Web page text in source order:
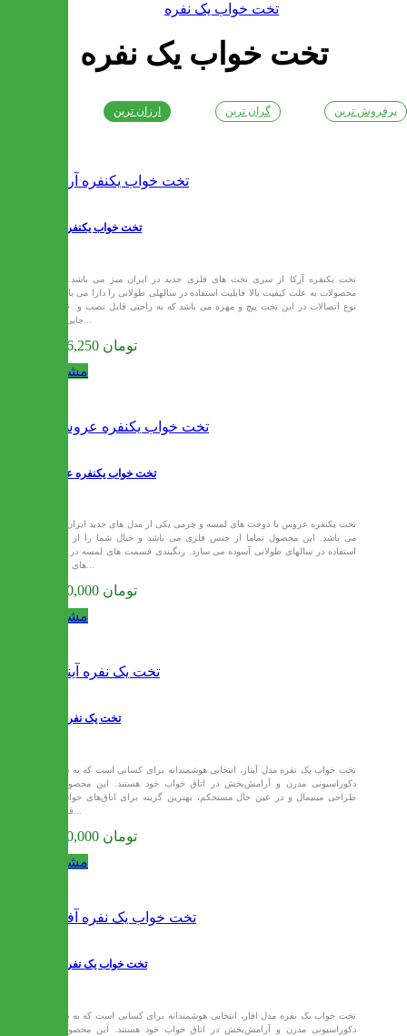
تخت خواب یک نفره
تخت خواب یک نفره
ارزان ترین گران ترین پرفروش ترین
تخت خواب یکنفره آرکا
تخت یکنفره آرکا از سری تخت های فلزی جدید در ایران میز می باشد. این
محصولات به علت کیفیت بالا قابلیت استفاده در سالهلی طولانی را دارا می باشند.
نوع اتصالات در این تخت پیچ و مهره می باشد که به راحتی قابل نصب و جا به
8,606,250 تومان
مشاهده
تخت خواب یکنفره عروس
تخت یکنفره عروس با دوخت های لمسه و چرمی یکی از مدل های جدید ایران میز
می باشد. این محصول تماما از جنس فلزی می باشد و خیال شما را از بابت
استفاده در سالهای طولانی آسوده می سازد. رنگبندی قسمت های لمسه در رنگ
های قهوه...
9,450,000 تومان
مشاهده
تخت یک نفره آیناز
تخت خواب یک نفره مدل آیناز، انتخابی هوشمندانه برای کسانی است که به دنبال
دکوراسیونی مدرن و آرامش‌بخش در اتاق خواب خود هستند. این محصول با
طراحی مینیمال و در عین حال مستحکم، بهترین گزینه برای اتاق‌های خواب با
فضای...
9,520,000 تومان
مشاهده
تخت خواب یک نفره آفار
تخت خواب یک نفره مدل افار، انتخابی هوشمندانه برای کسانی است که به دنبال
دکوراسیونی مدرن و آرامش‌بخش در اتاق خواب خود هستند. این محصول با